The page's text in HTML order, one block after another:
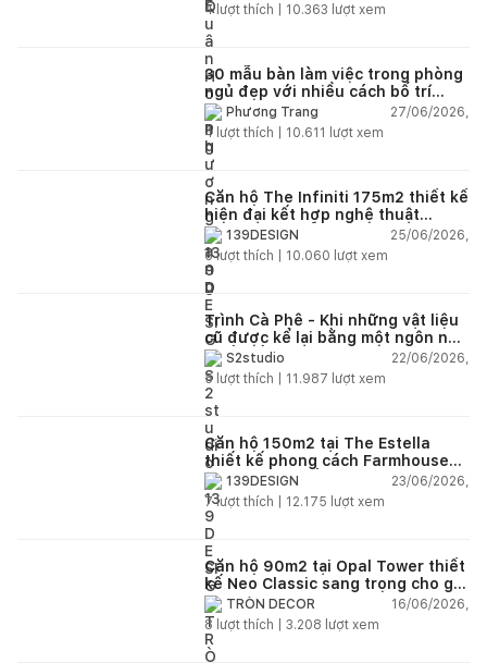
4lượt thích | 10.363 lượt xem
30 mẫu bàn làm việc trong phòng
ngủ đẹp với nhiều cách bố trí
thông minh cho mọi diện tích
Phương Trang
27/06/2026,
4 lượt thích | 10.611 lượt xem
Căn hộ The Infiniti 175m2 thiết kế
hiện đại kết hợp nghệ thuật
Modern Art đầy cảm xúc
139DESIGN
25/06/2026,
6lượt thích | 10.060 lượt xem
Trình Cà Phê - Khi những vật liệu
cũ được kể lại bằng một ngôn ngữ
thiết kế mới
S2studio
22/06/2026,
5 lượt thích | 11.987 lượt xem
Căn hộ 150m2 tại The Estella
thiết kế phong cách Farmhouse
thanh lịch và ấm áp
139DESIGN
23/06/2026,
7lượt thích | 12.175 lượt xem
Căn hộ 90m2 tại Opal Tower thiết
kế Neo Classic sang trọng cho gia
đình trẻ
TRÒN DECOR
16/06/2026,
8 lượt thích | 3.208 lượt xem